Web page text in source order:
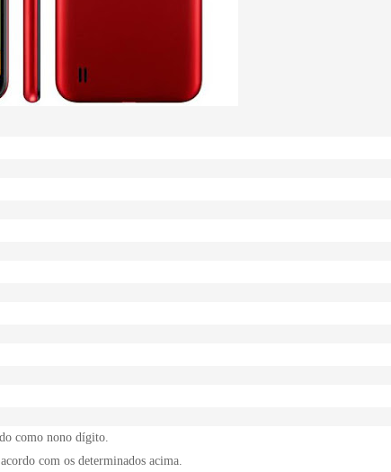
como nono dígito.
com os determinados acima.